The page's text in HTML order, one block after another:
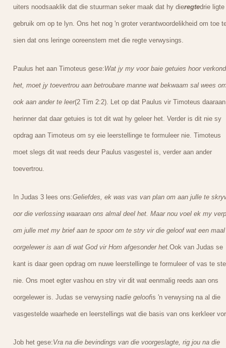
uiters noodsaaklik dat die stuurman seker maak dat hy dieregtedrie ligte
gebruik om op te lyn. Ons het nog 'n groter verantwoordelikheid om toe
sien dat ons leringe ooreenstem met die regte verwysings.
Paulus het aan Timoteus gese:Wat jy my voor baie getuies hoor
het, moet jy toevertrou aan betroubare manne wat bekwaam sal wees
ook aan ander te leer(2 Tim 2:2). Let op dat Paulus vir Timoteus daaraan
herinner dat daar getuies is tot dit wat hy geleer het. Verder is dit nie sy
opdrag aan Timoteus om sy eie leerstellinge te formuleer nie. Timoteus
moet slegs dit wat reeds deur Paulus vasgestel is, verder aan ander
toevertrou.
In Judas 3 lees ons:Geliefdes, ek was vas van plan om aan julle te
oor die verlossing waaraan ons almal deel het. Maar nou voel ek my
om julle met my brief aan te spoor om te stry vir die geloof wat een maal
oorgelewer is aan di wat God vir Hom afgesonder het.Ook van Judas se
kant is daar geen opdrag om nuwe leerstellinge te formuleer of vas te
nie. Ons moet egter vashou en stry vir dit wat eenmalig reeds aan ons
oorgelewer is. Judas se verwysing nadie geloofis 'n verwysing na al die
vasgestelde waarhede en leerstellings wat die basis van ons kerkleer
Job het gese:Vra na die bevindings van die voorgeslagte, rig jou na die